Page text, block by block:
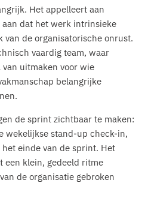
Het appelleert aan
dat het werk intrinsieke
de organisatorische onrust.
vaardig team, waar
uitmaken voor wie
belangrijke
de sprint zichtbaar te maken:
wekelijkse stand-up check-in,
einde van de sprint. Het
een klein, gedeeld ritme
de organisatie gebroken